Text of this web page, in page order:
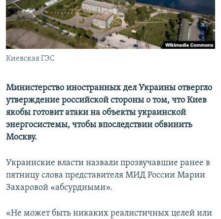
ПОБЕДИТЕЛЕЙ НЕ СУДЯТ?
КРЫМ.НЕПОКОРЕННЫЙ
ELIFBE
УКРАИНСКАЯ ПРОБЛЕМА КРЫМА
ПРИСОЕДИНЯЙТЕСЬ!
Киевская ГЭС
Министерство иностранных дел Украины отвергло
утверждение российской стороны о том, что Киев
якобы готовит атаки на объекты украинской
энергосистемы, чтобы впоследствии обвинить
Москву.
Украинские власти назвали прозвучавшие ранее в
пятницу слова представителя МИД России Марии
Захаровой «абсурдными».
«Не может быть никаких реалистичных целей или